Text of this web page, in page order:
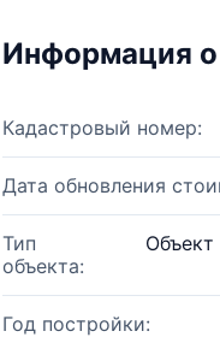
Информация
Кадастровый номер:
Дата обновления
Тип
объекта:
Объект
Год постройки: